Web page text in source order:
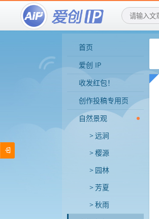
首页
爱创 IP
收发红包！
创作投稿专用页
自然景观
远涧
樱源
园林
芳夏
秋雨